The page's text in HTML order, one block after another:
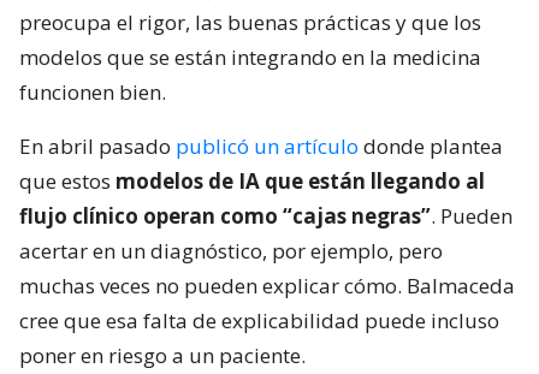
preocupa el rigor, las buenas prácticas y que los
modelos que se están integrando en la medicina
funcionen bien.
En abril pasado publicó un artículo donde plantea
que estos modelos de IA que están llegando al
flujo clínico operan como “cajas negras”. Pueden
acertar en un diagnóstico, por ejemplo, pero
muchas veces no pueden explicar cómo. Balmaceda
cree que esa falta de explicabilidad puede incluso
poner en riesgo a un paciente.